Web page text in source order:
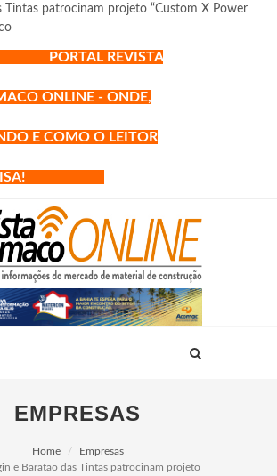
Tintas patrocinam projeto “Custom X Power
PORTAL REVISTA
ONLINE - ONDE,
E COMO O LEITOR
EMPRESAS
Home
Empresas
e Baratão das Tintas patrocinam projeto